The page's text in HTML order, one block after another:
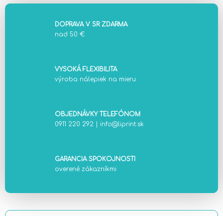
DOPRAVA V SR ZDARMA
nad 50 €
VYSOKÁ FLEXIBILITA
výroba nálepiek na mieru
OBJEDNÁVKY TELEFÓNOM
0911 220 292
info@liprint.sk
GARANCIA SPOKOJNOSTI
overené zákazníkmi